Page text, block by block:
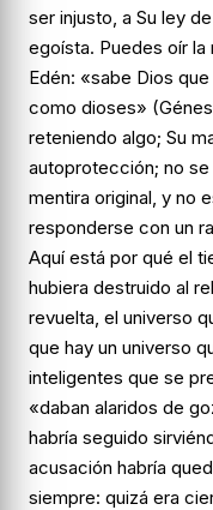
ser injusto, a Su ley
egoísta. Puedes oír la
Edén: «sabe Dios
como dioses»
reteniendo algo; Su
autoprotección; no
mentira original, y no
responderse con un
Aquí está por qué el
hubiera destruido al
revuelta, el universo
que hay un universo
inteligentes que se
«daban alaridos de
habría seguido
acusación habría
siempre: quizá era